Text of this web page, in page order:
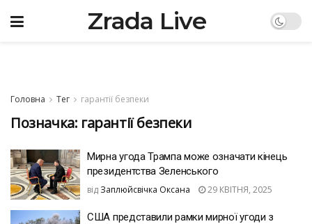
Zrada Live
Головна Тег гарантії безпеки
Позначка: гарантії безпеки
Мирна угода Трампа може означати кінець
президентства Зеленського
від Заплюйсвічка Оксана 29 КВІТНЯ, 2025
США представили рамки мирної угоди з